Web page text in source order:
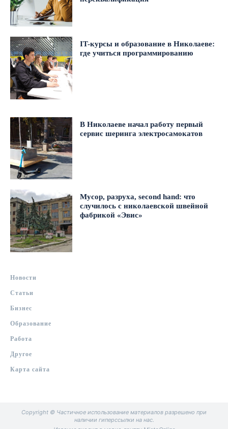
IT-курсы и образование в Николаеве:
где учиться программированию
В Николаеве начал работу первый
сервис шеринга электросамокатов
Мусор, разруха, second hand: что
случилось с николаевской швейной
фабрикой «Эвис»
Новости
Статьи
Бизнес
Образование
Работа
Другое
Карта сайта
Copyright © Частичное использование материалов разрешено при
наличии гиперссылки на нас.